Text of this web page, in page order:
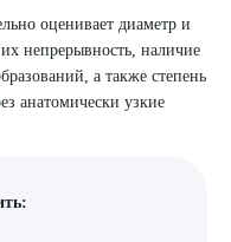
оценивает диаметр и
непрерывность, наличие
а также степень
анатомически узкие
услугу